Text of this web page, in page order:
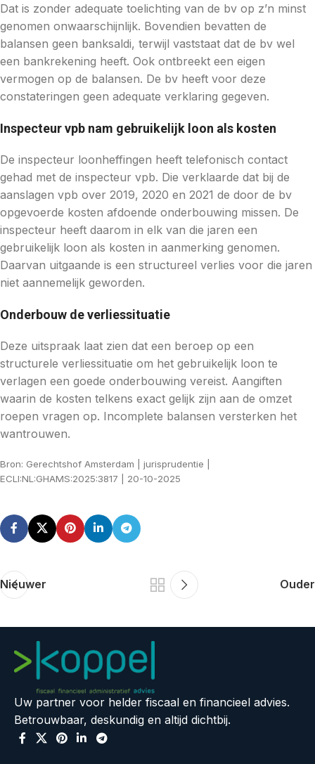
Dat is zonder adequate toelichting van de bv op z’n minst
genomen onwaarschijnlijk. Bovendien bevatten de
balansen geen banksaldi, terwijl vaststaat dat de bv wel
een bankrekening heeft. Ook ontbreekt een eigen
vermogen op de balansen. De bv heeft voor deze
constateringen geen adequate verklaring gegeven.
Inspecteur vpb nam gebruikelijk loon als kosten
De inspecteur loonheffingen heeft telefonisch contact
gehad met de inspecteur vpb. Die verklaarde dat bij de
aanslagen vpb over 2019, 2020 en 2021 de door de bv
opgevoerde kosten afdoende onderbouwing missen. De
inspecteur heeft daarom in elk van die jaren een
gebruikelijk loon als kosten in aanmerking genomen.
Daarvan uitgaande is een structureel verlies voor die jaren
niet aannemelijk geworden.
Onderbouw de verliessituatie
Deze uitspraak laat zien dat een beroep op een
structurele verliessituatie om het gebruikelijk loon te
verlagen een goede onderbouwing vereist. Aangiften
waarin de kosten telkens exact gelijk zijn aan de omzet
roepen vragen op. Incomplete balansen versterken het
wantrouwen.
Bron: Gerechtshof Amsterdam | jurisprudentie |
ECLI:NL:GHAMS:2025:3817 | 20-10-2025
Nieuwer Ouder
Uw partner voor helder fiscaal en financieel advies.
Betrouwbaar, deskundig en altijd dichtbij.